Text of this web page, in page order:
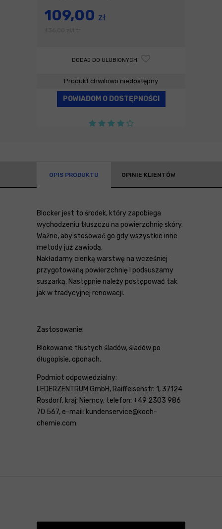
109,00 zł
DODAJ DO ULUBIONYCH
Produkt chwilowo niedostępny
POWIADOM O DOSTĘPNOŚCI
OPIS PRODUKTU OPINIE KLIENTÓW
Blocker jest to środek, który zapobiega
wychodzeniu tłuszczu na powierzchnię skóry.
Ważne, aby stosować go gdy wszystkie inne
metody już zawiodą.
Nakładamy cienką warstwę na wcześniej
przygotowaną powierzchnię i podsuszamy
suszarką. Następnie należy postępować tak
jak w tradycyjnej renowacji.
Zastosowanie:
Blokowanie tłustych śladów, śladów po
długopisie, oponach.
Podmiot odpowiedzialny:
LEDERZENTRUM GmbH, Raiffeisenstr. 1, 37124
Rosdorf, kraj: Niemcy, telefon: +49 2303 986
70 567, e-mail: kundenservice@koch-
chemie.com